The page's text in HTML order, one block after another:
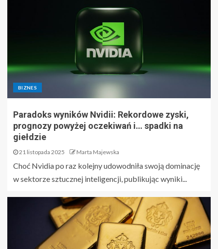
BIZNES
Paradoks wyników Nvidii: Rekordowe zyski,
prognozy powyżej oczekiwań i… spadki na
giełdzie
21 listopada 2025 Marta Majewska
Choć Nvidia po raz kolejny udowodniła swoją dominację
w sektorze sztucznej inteligencji, publikując wyniki...